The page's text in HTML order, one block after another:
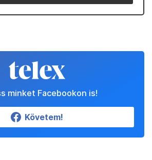
minket Facebookon is!
Követem!